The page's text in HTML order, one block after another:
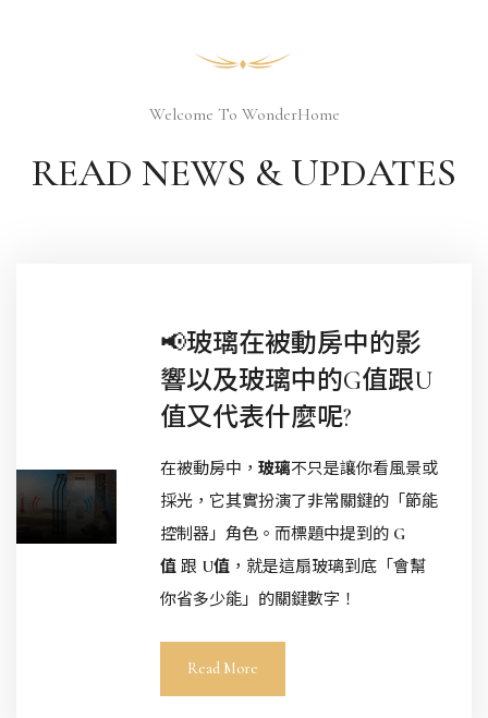
Welcome To WonderHome
READ NEWS & UPDATES
📢玻璃在被動房中的影
響以及玻璃中的G值跟U
值又代表什麼呢?
在被動房中，玻璃不只是讓你看風景或
採光，它其實扮演了非常關鍵的「節能
控制器」角色。而標題中提到的 G
值 跟 U值 ，就是這扇玻璃到底「會幫
你省多少能」的關鍵數字！
Read More